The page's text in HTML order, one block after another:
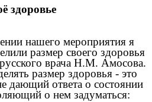
здоровье
нашего мероприятия я
размер своего здоровья
врача Н.М. Амосова.
размер здоровья - это
дающий ответа о состоянии
о нем задуматься: